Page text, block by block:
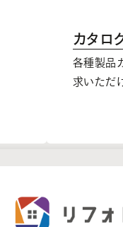
カタロ
各種製品
求いただ